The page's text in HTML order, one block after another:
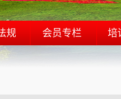
规
规
会员专栏 培